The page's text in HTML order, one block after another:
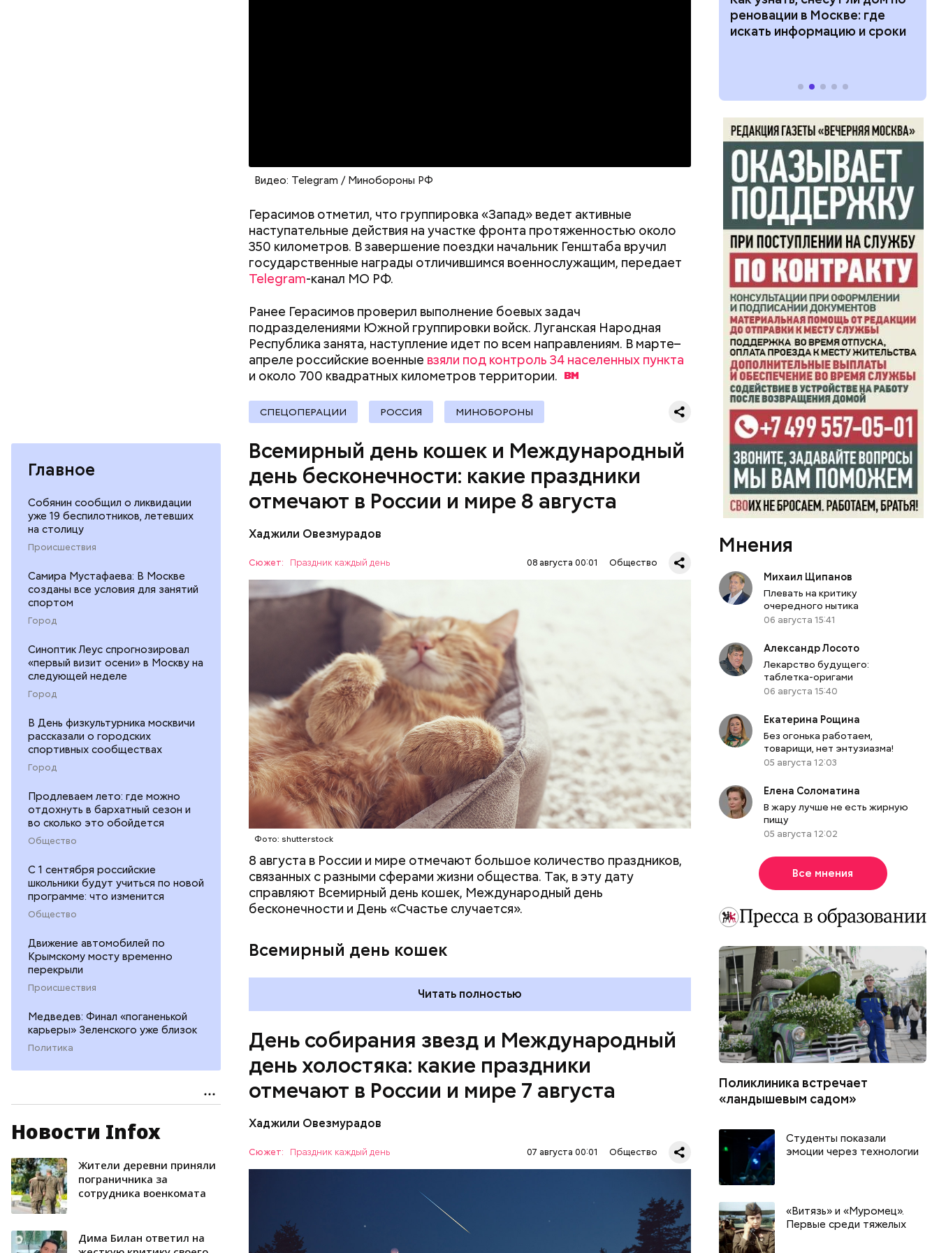
Главное
Собянин сообщил о ликвидации
уже 19 беспилотников, летевших
на столицу
Происшествия
Самира Мустафаева: В Москве
созданы все условия для занятий
спортом
Город
Синоптик Леус спрогнозировал
«первый визит осени» в Москву на
следующей неделе
Город
В День физкультурника москвичи
рассказали о городских
спортивных сообществах
Город
Продлеваем лето: где можно
отдохнуть в бархатный сезон и
во сколько это обойдется
Общество
С 1 сентября российские
школьники будут учиться по новой
программе: что изменится
Общество
Движение автомобилей по
Крымскому мосту временно
перекрыли
Происшествия
Медведев: Финал «поганенькой
карьеры» Зеленского уже близок
Политика
Новости Infox
Жители деревни приняли
пограничника за
сотрудника военкомата
Дима Билан ответил на
Видео: Telegram / Минобороны РФ
Герасимов отметил, что группировка «Запад» ведет активные
наступательные действия на участке фронта протяженностью около
350 километров. В завершение поездки начальник Генштаба вручил
государственные награды отличившимся военнослужащим, передает
Telegram-канал МО РФ.
Ранее Герасимов проверил выполнение боевых задач
подразделениями Южной группировки войск. Луганская Народная
Республика занята, наступление идет по всем направлениям. В марте–
апреле российские военные взяли под контроль 34 населенных пункта
и около 700 квадратных километров территории.
СПЕЦОПЕРАЦИИ РОССИЯ МИНОБОРОНЫ
Всемирный день кошек и Международный
день бесконечности: какие праздники
отмечают в России и мире 8 августа
Хаджили Овезмурадов
Сюжет: Праздник каждый день 08 августа 00:01 Общество
Фото: shutterstock
8 августа в России и мире отмечают большое количество праздников,
связанных с разными сферами жизни общества. Так, в эту дату
справляют Всемирный день кошек, Международный день
бесконечности и День «Счастье случается».
Всемирный день кошек
Инициатором Всемирного дня кошек в 2002 году стал международный
фонд Animal Welfare. В этот праздник котам демонстрируют свою
лакомство или новую игрушку. В некоторых странах в эту дату
открываются специальные парки для выгуливания котов, кошачьи
магазины и другие заведения.
Международный день бесконечности
Читать полностью
ПРАЗДНИКИ
День собирания звезд и Международный
день холостяка: какие праздники
отмечают в России и мире 7 августа
Хаджили Овезмурадов
Сюжет: Праздник каждый день 07 августа 00:01 Общество
День собирания звезд учрежден в честь метеорного потока
Персеиды, который ежегодно можно наблюдать в августе. Все
невооруженным глазом наблюдать за падающими звездами.
Международный день холостяка
В Международный день холостяка все мужчины без пары видятся со
своими друзьями, устраивают вечеринки, играют в видеоигры и
проводят время, наслаждаясь свободой и независимостью, пока это
холостяками.
ЕДА ПРАЗДНИКИ ЗВЕЗДОПАД
СЛАДОСТИ
реновации в Москве: где
искать информацию и сроки
Мнения
Михаил Щипанов
Плевать на критику
очередного нытика
06 августа 15:41
Александр Лосото
Лекарство будущего:
таблетка-оригами
06 августа 15:40
Екатерина Рощина
Без огонька работаем,
товарищи, нет энтузиазма!
05 августа 12:03
Елена Соломатина
В жару лучше не есть жирную
пищу
05 августа 12:02
Все мнения
Поликлиника встречает
«ландышевым садом»
Студенты показали
эмоции через технологии
«Витязь» и «Муромец».
Первые среди тяжелых